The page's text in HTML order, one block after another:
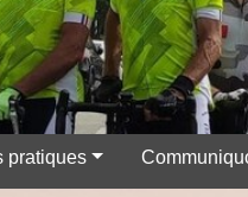
pratiques